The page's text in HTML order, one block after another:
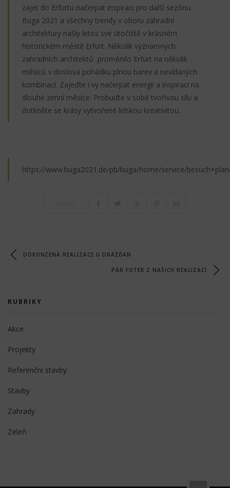
zajet do Erfurtu načerpat inspiraci pro další sezónu.
Buga 2021 a všechny trendy v oboru zahradní
architektury našly letos své útočiště v krásném
historickém městě Erfurt. Několik významných
zahradních architektů proměnilo Erfurt na několik
měsíců v doslova pohádku plnou barev a nevídaných
kombinací. Zajeďte i vy načerpat energii a inspiraci na
dlouhé zimní měsíce. Probuďte v sobě tvořivou sílu a
dotkněte se krásy vytvořené lidskou kreativitou.
https://www.buga2021.de/pb/buga/home/service/
DOKONČENÁ REALIZACE U DRÁŽĎAN
PÁR FOTEK Z NAŠICH REALIZACÍ
RUBRIKY
Akce
Projekty
Referenční stavby
Stavby
Zahrady
Zeleň